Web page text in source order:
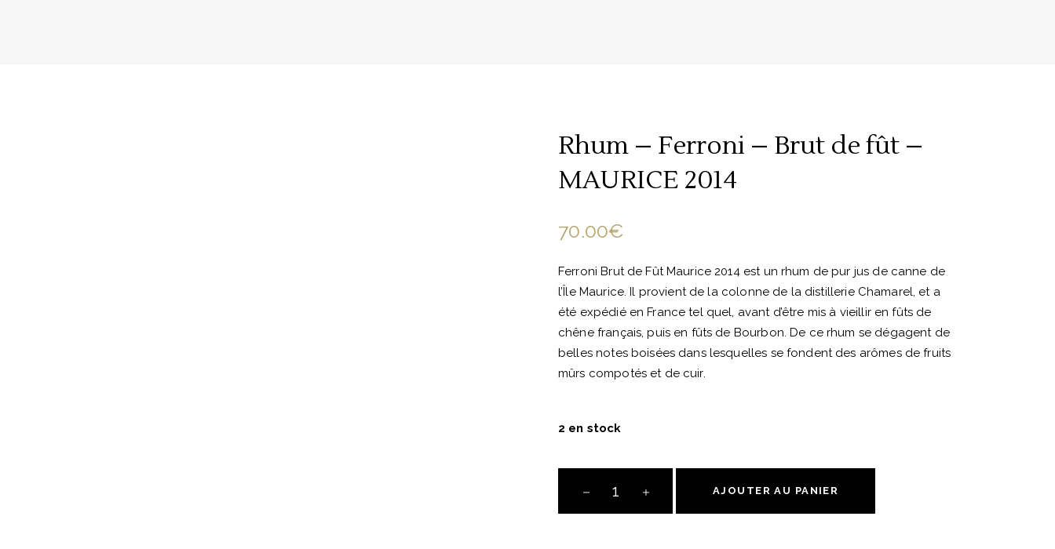
Rhum – Ferroni – Brut de fût –
MAURICE 2014
70.00€
Ferroni Brut de Fût Maurice 2014 est un rhum de pur jus de canne de
l’Île Maurice. Il provient de la colonne de la distillerie Chamarel, et a
été expédié en France tel quel, avant d’être mis à vieillir en fûts de
chêne français, puis en fûts de Bourbon. De ce rhum se dégagent de
belles notes boisées dans lesquelles se fondent des arômes de fruits
mûrs compotés et de cuir.
2 en stock
Ferroni
AJOUTER AU PANIER